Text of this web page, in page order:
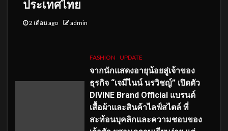
ประเทศไทย
2 เดือน ago admin
FASHION UPDATE
จากนักแสดงอายุน้อยสู่เจ้าของ
ธุรกิจ “เจมีไนน์ นรวิชญ์” เปิดตัว
DIVINE Brand Official แบรนด์
เสื้อผ้าและสินค้าไลฟ์สไตล์ ที่
สะท้อนบุคลิกและความชอบของ